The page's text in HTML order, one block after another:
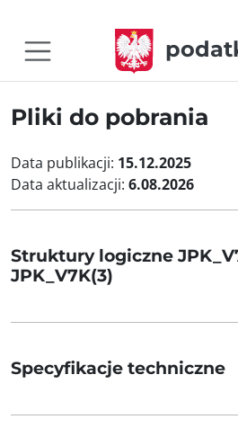
Pliki do pobrania
Data publikacji: 15.12.2025
Data aktualizacji: 6.08.2026
Struktury logiczne
JPK_V7K(3)
Specyfikacje techniczne